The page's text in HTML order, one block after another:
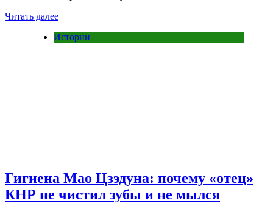
Читать далее
Истории
Гигиена Мао Цзэдуна: почему «отец»
КНР не чистил зубы и не мылся